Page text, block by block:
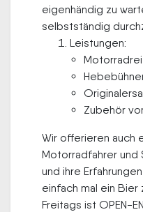
eigenhändig zu
selbstständig
Leistungen:
Zubehör
Wir offerieren auch
Motorradfahrer und
und ihre
einfach mal ein Bier
Freitags ist OPEN-